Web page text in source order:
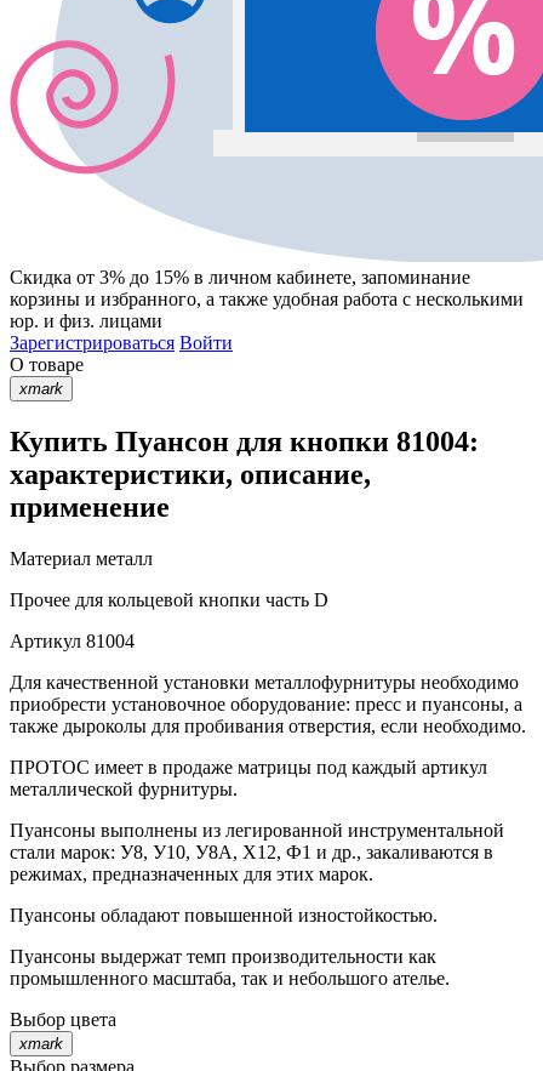
Скидка от 3% до 15% в личном кабинете, запоминание
корзины и избранного, а также удобная работа с несколькими
юр. и физ. лицами
Зарегистрироваться Войти
О товаре
xmark
Купить Пуансон для кнопки 81004:
характеристики, описание,
применение
Материал металл
Прочее для кольцевой кнопки часть D
Артикул 81004
Для качественной установки металлофурнитуры необходимо
приобрести установочное оборудование: пресс и пуансоны, а
также дыроколы для пробивания отверстия, если необходимо.
ПРОТОС имеет в продаже матрицы под каждый артикул
металлической фурнитуры.
Пуансоны выполнены из легированной инструментальной
стали марок: У8, У10, У8А, Х12, Ф1 и др., закаливаются в
режимах, предназначенных для этих марок.
Пуансоны обладают повышенной изностойкостью.
Пуансоны выдержат темп производительности как
промышленного масштаба, так и небольшого ателье.
Выбор цвета
xmark
Выбор размера